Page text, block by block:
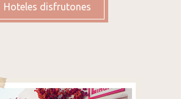
Hoteles disfrutones